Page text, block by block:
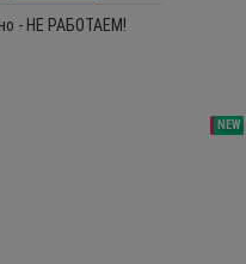
- НЕ РАБОТАЕМ!
NEW
SALE
NEW
NEW